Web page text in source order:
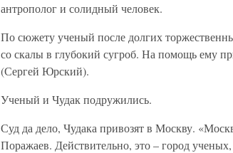
антрополог и солидный человек.
По сюжету ученый после долгих
со скалы в глубокий сугроб. На помощь ему
(Сергей Юрский).
Ученый и Чудак подружились.
Суд да дело, Чудака привозят в Москву.
Поражаев. Действительно, это – город